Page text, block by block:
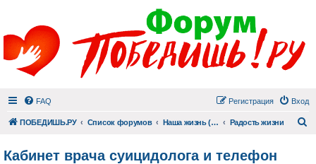
FAQ Вход
Регистрация
ПОБЕДИШЬ.РУ Список форумов Наша жизнь (не всё же о суициде!) Радость жизни
Кабинет врача суицидолога и телефон